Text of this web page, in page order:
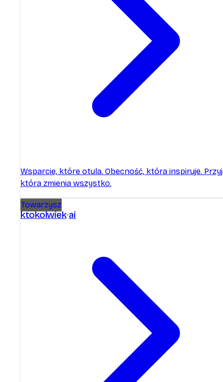
Wsparcie, które otula. Obecność, która inspiruje.
która zmienia wszystko.
Towarzysz
ktokolwiek ai